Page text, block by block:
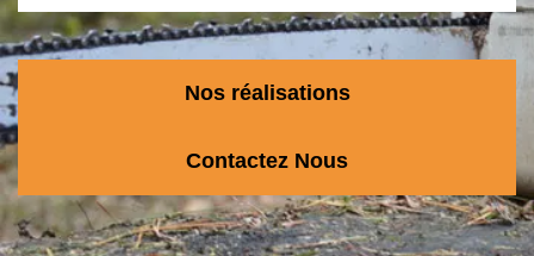
Nos réalisations
Contactez Nous